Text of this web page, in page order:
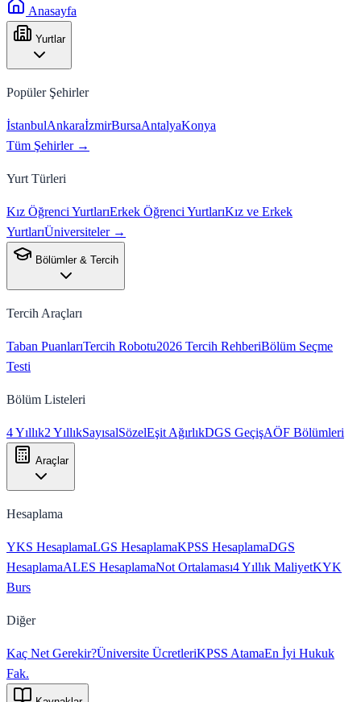
Anasayfa
Yurtlar
Popüler Şehirler
İstanbulAnkaraİzmirBursaAntalyaKonya
Tüm Şehirler →
Yurt Türleri
Kız Öğrenci YurtlarıErkek Öğrenci YurtlarıKız ve Erkek
YurtlarıÜniversiteler →
Bölümler & Tercih
Tercih Araçları
Taban PuanlarıTercih Robotu2026 Tercih RehberiBölüm Seçme
Testi
Bölüm Listeleri
4 Yıllık2 YıllıkSayısalSözelEşit AğırlıkDGS GeçişAÖF Bölümleri
Araçlar
Hesaplama
YKS HesaplamaLGS HesaplamaKPSS HesaplamaDGS
HesaplamaALES HesaplamaNot Ortalaması4 Yıllık MaliyetKYK
Burs
Diğer
Kaç Net Gerekir?Üniversite ÜcretleriKPSS AtamaEn İyi Hukuk
Fak.